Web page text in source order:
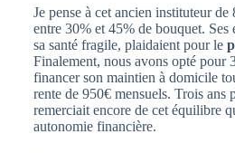
Je pense à cet ancien instituteur de
entre 30% et 45% de bouquet. Ses
sa santé fragile, plaidaient pour le
Finalement, nous avons opté pour
financer son maintien à domicile
rente de 950€ mensuels. Trois ans
remerciait encore de cet équilibre
autonomie financière.